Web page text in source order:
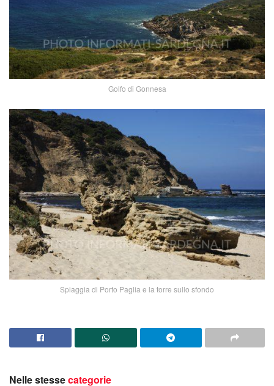
Golfo di Gonnesa
Spiaggia di Porto Paglia e la torre sullo sfondo
Nelle stessecategorie